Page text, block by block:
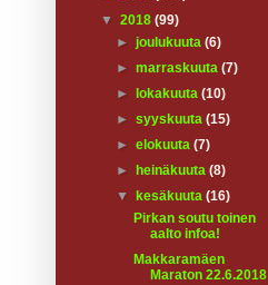
▼ 2018 (99)
►joulukuuta(6)
►marraskuuta(7)
►
lokakuuta(10)
►syyskuuta(15)
►elokuuta(7)
►
heinäkuuta(8)
▼
kesäkuuta(16)
Pirkan soutu toinen
aalto infoa!
Makkaramäen
Maraton 22.6.2018